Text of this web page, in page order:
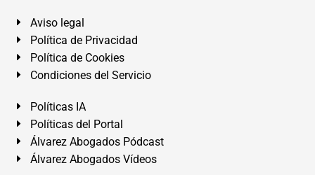
Aviso legal
Política de Privacidad
Política de Cookies
Condiciones del Servicio
Políticas IA
Políticas del Portal
Álvarez Abogados Pódcast
Álvarez Abogados Vídeos